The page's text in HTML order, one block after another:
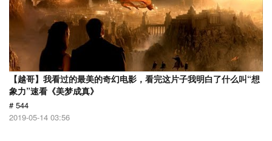
【越哥】我看过的最美的奇幻电影，看完这片子我明白了什么叫“想
象力”速看《美梦成真》
# 544
2019-05-14 03:56